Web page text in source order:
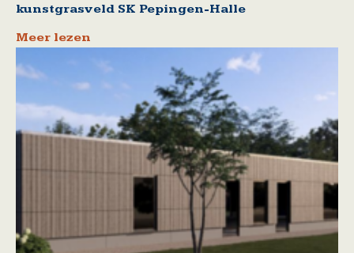
kunstgrasveld SK Pepingen-Halle
Meer lezen